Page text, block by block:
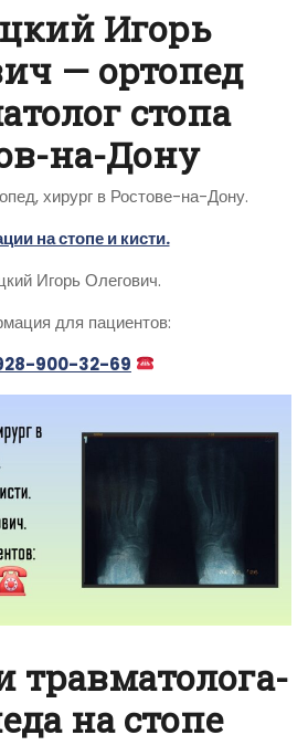
Игорь
— ортопед
стопа
на-Дону
хирург в Ростове-на-Дону.
на стопе и кисти.
Игорь Олегович.
для пациентов:
900-32-69
травматолога-
на стопе